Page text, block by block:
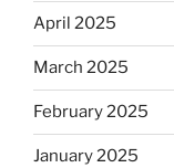
April 2025
March 2025
February 2025
January 2025